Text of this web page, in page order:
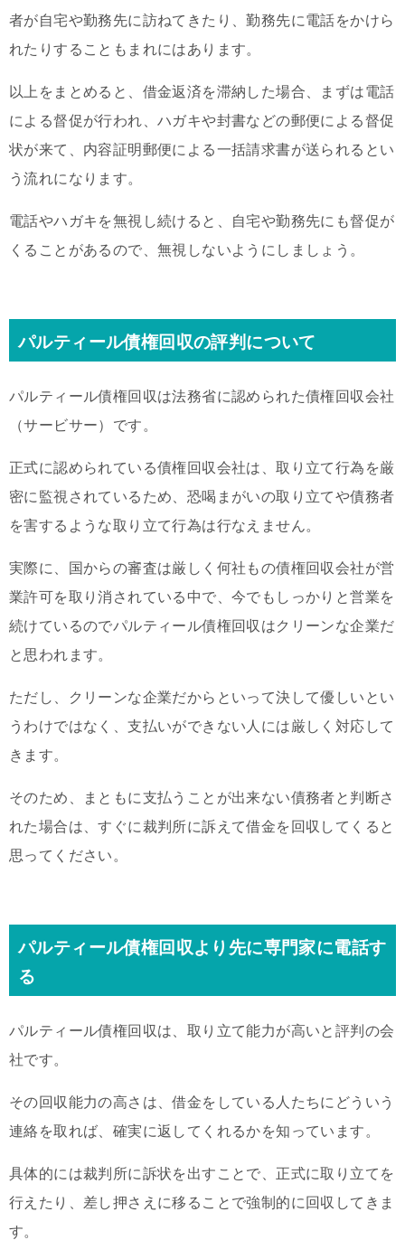
者が自宅や勤務先に訪ねてきたり、勤務先に電話をかけら
れたりすることもまれにはあります。
以上をまとめると、借金返済を滞納した場合、まずは電話
による督促が行われ、ハガキや封書などの郵便による督促
状が来て、内容証明郵便による一括請求書が送られるとい
う流れになります。
電話やハガキを無視し続けると、自宅や勤務先にも督促が
くることがあるので、無視しないようにしましょう。
パルティール債権回収の評判について
パルティール債権回収は法務省に認められた債権回収会社
（サービサー）です。
正式に認められている債権回収会社は、取り立て行為を厳
密に監視されているため、恐喝まがいの取り立てや債務者
を害するような取り立て行為は行なえません。
実際に、国からの審査は厳しく何社もの債権回収会社が営
業許可を取り消されている中で、今でもしっかりと営業を
続けているのでパルティール債権回収はクリーンな企業だ
と思われます。
ただし、クリーンな企業だからといって決して優しいとい
うわけではなく、支払いができない人には厳しく対応して
きます。
そのため、まともに支払うことが出来ない債務者と判断さ
れた場合は、すぐに裁判所に訴えて借金を回収してくると
思ってください。
パルティール債権回収より先に専門家に電話す
る
パルティール債権回収は、取り立て能力が高いと評判の会
社です。
その回収能力の高さは、借金をしている人たちにどういう
連絡を取れば、確実に返してくれるかを知っています。
具体的には裁判所に訴状を出すことで、正式に取り立てを
行えたり、差し押さえに移ることで強制的に回収してきま
す。